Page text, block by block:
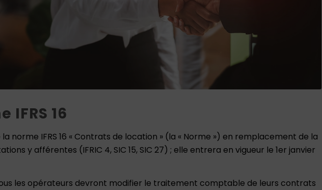
IFRS 16
la norme IFRS 16 « Contrats de location » (la « Norme ») en remplacement de la
y afférentes (IFRIC 4, SIC 15, SIC 27) ; elle entrera en vigueur le 1er janvier
les opérateurs devront modifier le traitement comptable de leurs contrats